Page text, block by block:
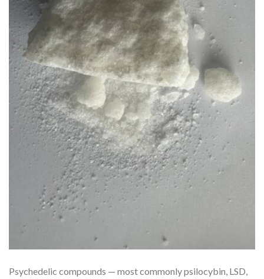
Psychedelic compounds — most commonly psilocybin, LSD,